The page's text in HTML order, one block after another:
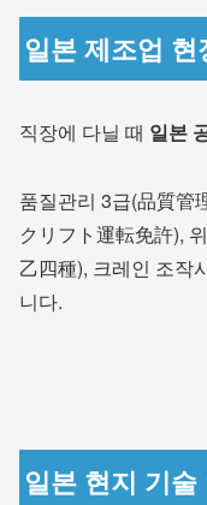
일본 제조업
직장에 다닐 때 일본
품질관리 3급(品質管
クリフト運転免許),
乙四種), 크레인 조작
니다.
일본 현지 기술